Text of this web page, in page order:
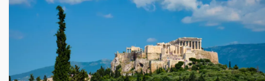
konkrét, megtörtént példákat is, amelyekről a legtöbben
csak irigykedve olvasnak a fórumokon.